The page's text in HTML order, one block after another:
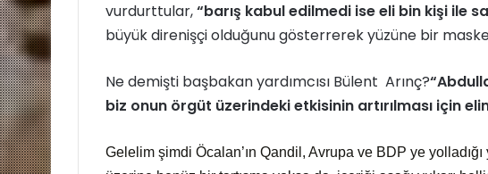
vurdurttular,“barış kabul edilmedi ise eli bin kişi ile
büyük direnişçi olduğunu gösterrerek yüzüne bir
Ne demişti başbakan yardımcısı Bülent Arınç?
biz onun örgüt üzerindeki etkisinin artırılması için
Gelelim şimdi Öcalan’ın Qandil, Avrupa ve BDP ye